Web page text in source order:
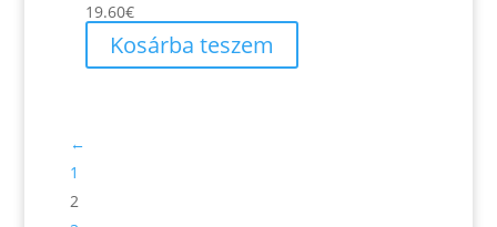
19.60€
Kosárba teszem
←
1
2